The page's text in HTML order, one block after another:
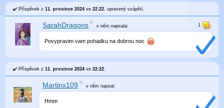
Příspěvek z11. prosince 2024 ve22:22, upravenývzápětí.
SarahDragons v němnapsala:
Povypravim vam pohadku na dobrou noc
Příspěvek z11. prosince 2024 ve22:22.
Martinx109 v němnapsal:
Hmm